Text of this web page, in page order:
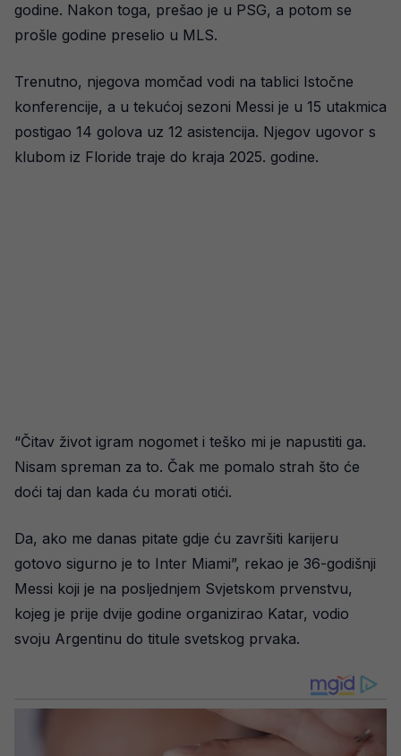
godine. Nakon toga, prešao je u PSG, a potom se
prošle godine preselio u MLS.
Trenutno, njegova momčad vodi na tablici Istočne
konferencije, a u tekućoj sezoni Messi je u 15 utakmica
postigao 14 golova uz 12 asistencija. Njegov ugovor s
klubom iz Floride traje do kraja 2025. godine.
“Čitav život igram nogomet i teško mi je napustiti ga.
Nisam spreman za to. Čak me pomalo strah što će
doći taj dan kada ću morati otići.
Da, ako me danas pitate gdje ću završiti karijeru
gotovo sigurno je to Inter Miami”, rekao je 36-godišnji
Messi koji je na posljednjem Svjetskom prvenstvu,
kojeg je prije dvije godine organizirao Katar, vodio
svoju Argentinu do titule svetskog prvaka.